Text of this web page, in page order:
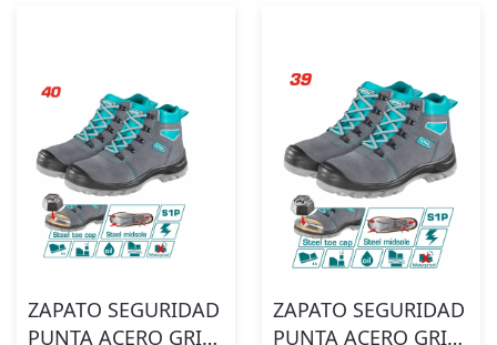
ZAPATO SEGURIDAD
PUNTA ACERO GRIS
ZAPATO SEGURIDAD
PUNTA ACERO GRIS